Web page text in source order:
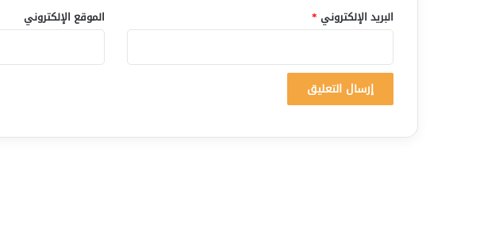
البريد الإلكتروني * الموقع الإلكتروني